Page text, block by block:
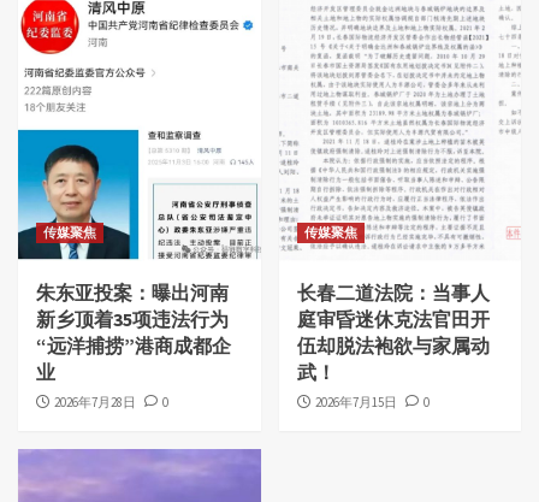
传媒聚焦
朱东亚投案：曝出河南
新乡顶着35项违法行为
“远洋捕捞”港商成都企
业
2026年7月28日 0
传媒聚焦
长春二道法院：当事人
庭审昏迷休克法官田开
伍却脱法袍欲与家属动
武！
2026年7月15日 0